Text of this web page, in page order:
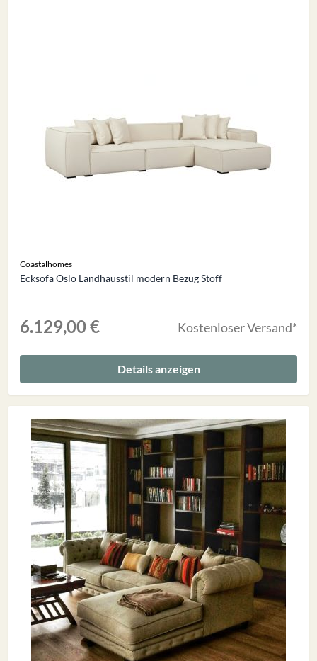
Coastalhomes
Ecksofa Oslo Landhausstil modern Bezug Stoff
6.129,00 € Kostenloser Versand*
Details anzeigen